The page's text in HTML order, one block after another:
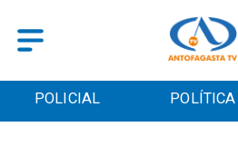
POLICIAL POLÍTICA